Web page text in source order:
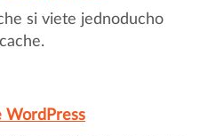
si viete jednoducho
WordPress